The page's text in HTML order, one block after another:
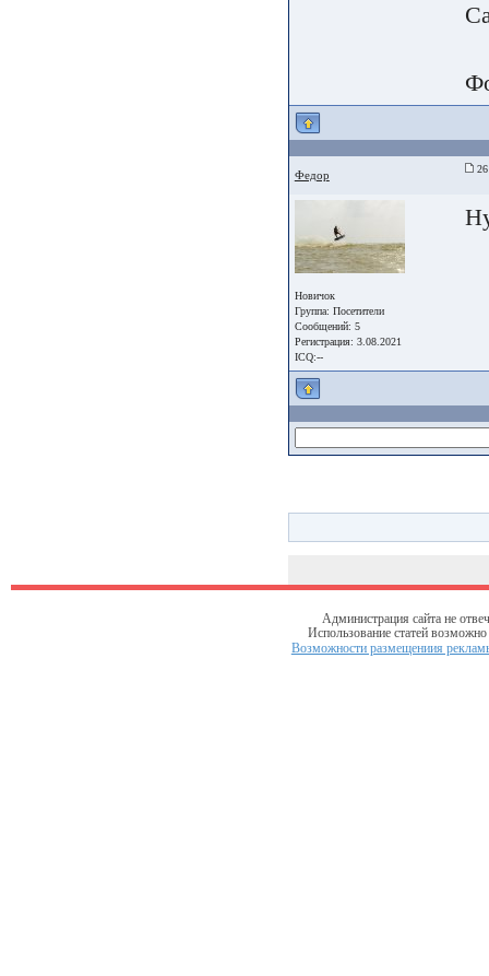
Федор 26
Новичок
Группа: Посетители
Сообщений: 5
Регистрация: 3.08.2021
ICQ:--
Администрация сайта не
Использование статей
Возможности размещениия